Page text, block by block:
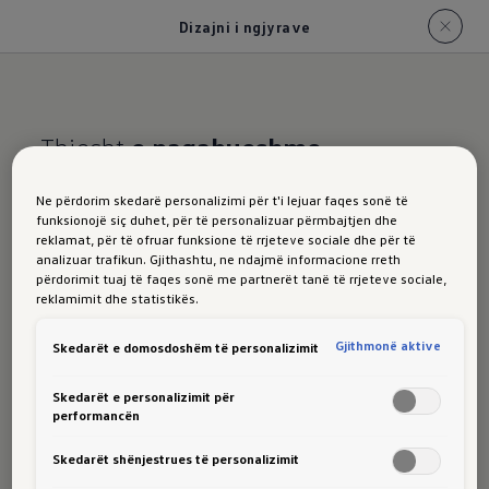
Dizajni i ngjyrave
Thjeshte pagabueshme
ID.4Dizajni Farb
ofron shumë hapësirë për të shkëlqyer edhe nga
dëshiruar. Karakteristika e veçantë: Përfundimi
takohet me një çati të zezë të kundërt, një shirit
Ne përdorim skedarë personalizimi për t'i lejuar faqes sonë të
funksionojë siç duhet, për të personalizuar përmbajtjen dhe
reklamat, për të ofruar funksione të rrjeteve sociale dhe për të
analizuar trafikun. Gjithashtu, ne ndajmë informacione rreth
përdorimit tuaj të faqes sonë me partnerët tanë të rrjeteve sociale,
reklamimit dhe statistikës.
Skedarët e domosdoshëm të personalizimit Gjithmonë aktive
Skedarët e personalizimit për
performancën
Skedarët shënjestrues të personalizimit